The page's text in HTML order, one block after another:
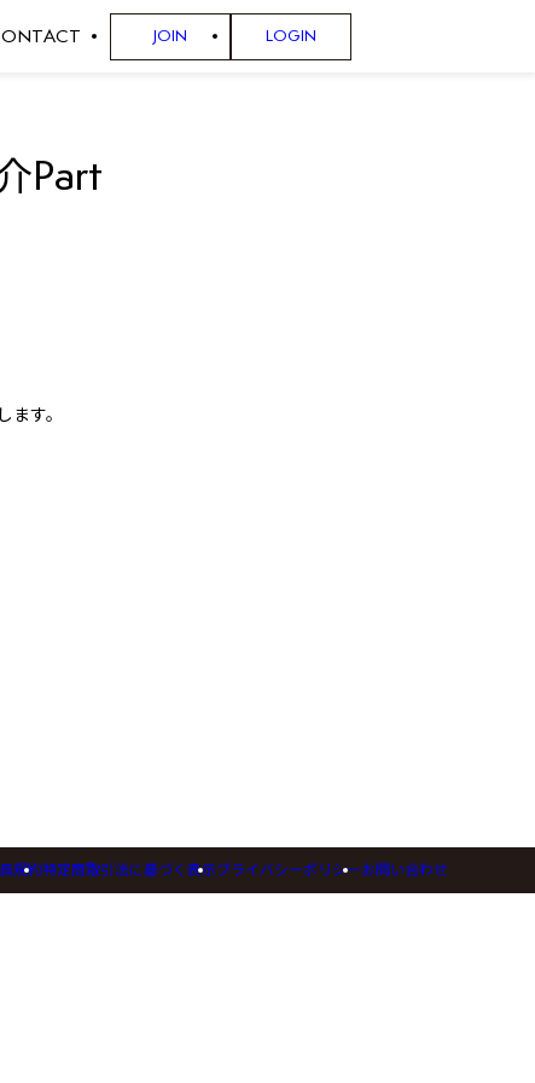
JOIN LOGIN
Part
ます。
規約特定商取引法に基づく表示プライバシーポリシーお問い合わせ